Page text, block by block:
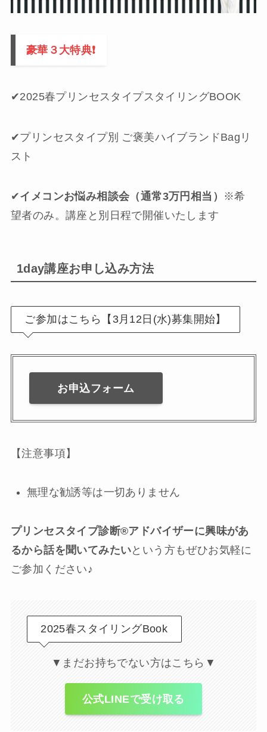
豪華３大特典❗️
✔︎2025春プリンセスタイプスタイリングBOOK
✔︎プリンセスタイプ別 ご褒美ハイブランドBagリ
スト
✔︎イメコンお悩み相談会（通常3万円相当）
※希
望者のみ。講座と別日程で開催いたします
1day講座お申し込み方法
ご参加はこちら【3月12日(水)募集開始】
お申込フォーム
【注意事項】
無理な勧誘等は一切ありません
プリンセスタイプ診断®︎アドバイザーに興味があ
るから話を聞いてみたいという方もぜひお気軽に
ご参加ください♪
2025春スタイリングBook
▼まだお持ちでない方はこちら▼
公式LINEで受け取る